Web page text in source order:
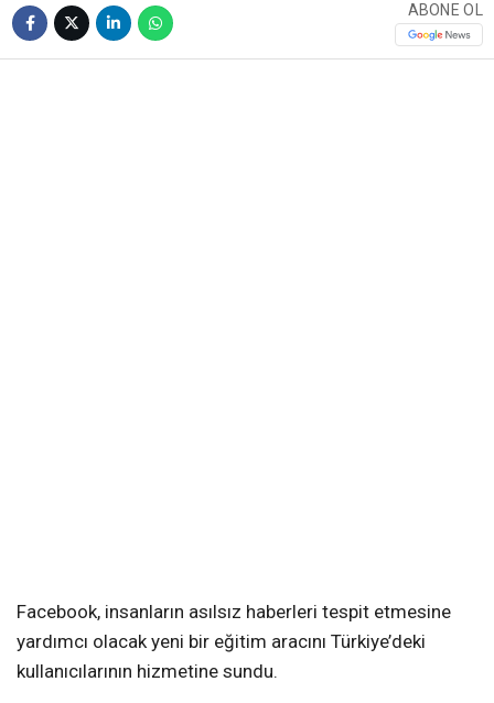
ABONE OL
Facebook, insanların asılsız haberleri tespit etmesine
yardımcı olacak yeni bir eğitim aracını Türkiye’deki
kullanıcılarının hizmetine sundu.